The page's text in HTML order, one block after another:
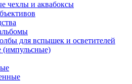
чехлы и аквабоксы
для вспышек и осветителей
(импульсные)